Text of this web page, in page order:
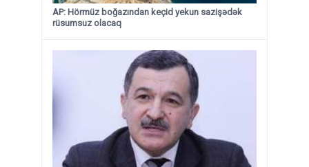
AP: Hörmüz boğazından keçid yekun sazişədək
rüsumsuz olacaq